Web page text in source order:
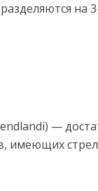
на
—
имеющих